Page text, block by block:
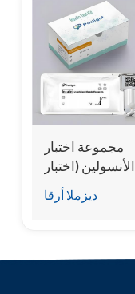
مجموعة اختبار
الأنسولين (اختبار
مناعي متجانس
للتألق الكيميائي)
ديزملا أرقا